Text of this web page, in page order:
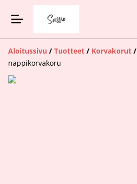
Aloitussivu / Tuotteet / Korvakorut /
nappikorvakoru